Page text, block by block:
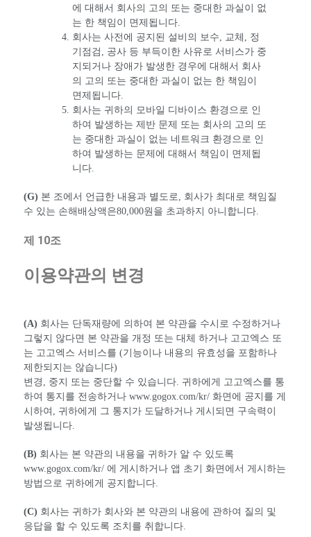
에 대해서 회사의 고의 또는 중대한 과실이 없
는 한 책임이 면제됩니다.
회사는 사전에 공지된 설비의 보수, 교체, 정
기점검, 공사 등 부득이한 사유로 서비스가 중
지되거나 장애가 발생한 경우에 대해서 회사
의 고의 또는 중대한 과실이 없는 한 책임이
면제됩니다.
회사는 귀하의 모바일 디바이스 환경으로 인
하여 발생하는 제반 문제 또는 회사의 고의 또
는 중대한 과실이 없는 네트워크 환경으로 인
하여 발생하는 문제에 대해서 책임이 면제됩
니다.
(G) 본 조에서 언급한 내용과 별도로, 회사가 최대로 책임질
수 있는 손해배상액은80,000원을 초과하지 아니합니다.
제 10조
이용약관의 변경
(A) 회사는 단독재량에 의하여 본 약관을 수시로 수정하거나
그렇지 않다면 본 약관을 개정 또는 대체 하거나 고고엑스 또
는 고고엑스 서비스를 (기능이나 내용의 유효성을 포함하나
제한되지는 않습니다)
변경, 중지 또는 중단할 수 있습니다. 귀하에게 고고엑스를 통
하여 통지를 전송하거나 www.gogox.com/kr/ 화면에 공지를 게
시하여, 귀하에게 그 통지가 도달하거나 게시되면 구속력이
발생됩니다.
(B) 회사는 본 약관의 내용을 귀하가 알 수 있도록
www.gogox.com/kr/ 에 게시하거나 앱 초기 화면에서 게시하는
방법으로 귀하에게 공지합니다.
(C) 회사는 귀하가 회사와 본 약관의 내용에 관하여 질의 및
응답을 할 수 있도록 조치를 취합니다.